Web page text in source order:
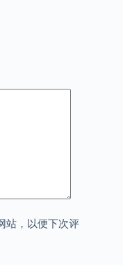
站，以便下次评